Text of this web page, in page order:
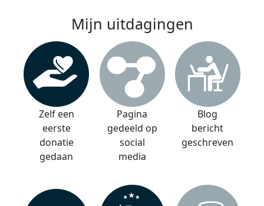
Mijn uitdagingen
Zelf een
eerste
donatie
gedaan
Pagina
gedeeld op
social
media
Blog
bericht
geschreven